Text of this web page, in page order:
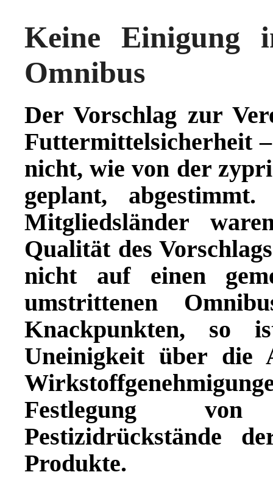
Keine Einigung
Omnibus
Der Vorschlag zur
Futtermittelsicherheit
nicht, wie von der
geplant,
Mitgliedsländer
Qualität des
nicht auf einen
umstrittenen
Knackpunkten, so
Uneinigkeit über die
Festlegung
Pestizidrückstände
Produkte.